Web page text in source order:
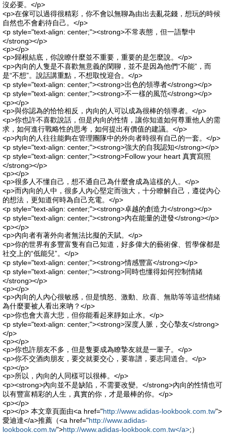
沒必要。</p>
<p>在傢可以過得很精彩，你不會以無聊為由出去亂花錢，想玩的時候
自然也不會虧待自己。</p>
<p style="text-align: center;"><strong>不常表態，但一語擊中
</strong></p>
<p></p>
<p>歸根結底，你說瞭什麼並不重要，重要的是怎麼說。</p>
<p>內向的人隻是不喜歡無意義的閑聊，並不是因為他們“不能”，而
是“不想”。說話講重點，不想取悅迎合。</p>
<p style="text-align: center;"><strong>出色的領導者</strong></p>
<p style="text-align: center;"><strong>不一樣的風范</strong></p>
<p></p>
<p>與你認為的恰恰相反，內向的人可以成為很棒的領導者。</p>
<p>你也許不喜歡說話，但是內向的性情，讓你知道如何尊重他人的需
求，如何進行戰略性的思考，如何提出有價值的建議。</p>
<p>內向的人往往能夠在管理團隊中的外向者時很有自己的一套。</p>
<p style="text-align: center;"><strong>強大的自我認知</strong></p>
<p style="text-align: center;"><strong>Follow your heart 真實寫照
</strong></p>
<p></p>
<p>很多人不懂自己，想不通自己為什麼會成為這樣的人。</p>
<p>而內向的人中，很多人內心堅定而強大，十分瞭解自己，遵從內心
的想法，更知道何時為自己充電。</p>
<p style="text-align: center;"><strong>卓越的創造力</strong></p>
<p style="text-align: center;"><strong>內在能量的迸發</strong></p>
<p></p>
<p>內向者有著外向者無法比擬的天賦。</p>
<p>你的世界有多豐富隻有自己知道，好多偉大的藝術傢、哲學傢都是
社交上的“低能兒”。</p>
<p style="text-align: center;"><strong>情感豐富</strong></p>
<p style="text-align: center;"><strong>同時也懂得如何控制情緒
</strong></p>
<p></p>
<p>內向的人內心很敏感，但是憤怒、激動、欣喜、無助等等這些情緒
為什麼要被人看出來吶？</p>
<p>你也會大喜大悲，但你能看起來靜如止水。</p>
<p style="text-align: center;"><strong>深度人脈，交心摯友</strong>
</p>
<p></p>
<p>你也許朋友不多，但是隻要成為瞭摯友就是一輩子。</p>
<p>你不交酒肉朋友，要交就要交心，要靠譜，要志同道合。</p>
<p></p>
<p>所以，內向的人同樣可以很棒。</p>
<p><strong>內向並不是缺陷，不需要改變。</strong>內向的性情也可
以有豐富精彩的人生，真實的你，才是最棒的你。</p>
<p></p>
<p></p> 本文章頁面由<a href="http://www.adidas-lookbook.com.tw">
愛迪達</a>推薦（<a href="http://www.adidas-
lookbook.com.tw">http://www.adidas-lookbook.com.tw</a>;）